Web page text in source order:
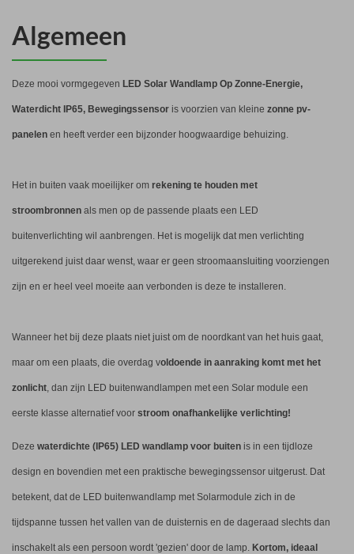
Algemeen
Deze mooi vormgegeven LED Solar Wandlamp Op Zonne-Energie,
Waterdicht IP65, Bewegingssensor is voorzien van kleine zonne pv-
panelen en heeft verder een bijzonder hoogwaardige behuizing.
Het in buiten vaak moeilijker om rekening te houden met
stroombronnen als men op de passende plaats een LED
buitenverlichting wil aanbrengen. Het is mogelijk dat men verlichting
uitgerekend juist daar wenst, waar er geen stroomaansluiting voorziengen
zijn en er heel veel moeite aan verbonden is deze te installeren.
Wanneer het bij deze plaats niet juist om de noordkant van het huis gaat,
maar om een plaats, die overdag voldoende in aanraking komt met het
zonlicht, dan zijn LED buitenwandlampen met een Solar module een
eerste klasse alternatief voor stroom onafhankelijke verlichting!
Deze waterdichte (IP65) LED wandlamp voor buiten is in een tijdloze
design en bovendien met een praktische bewegingssensor uitgerust. Dat
betekent, dat de LED buitenwandlamp met Solarmodule zich in de
tijdspanne tussen het vallen van de duisternis en de dageraad slechts dan
inschakelt als een persoon wordt 'gezien' door de lamp. Kortom, ideaal